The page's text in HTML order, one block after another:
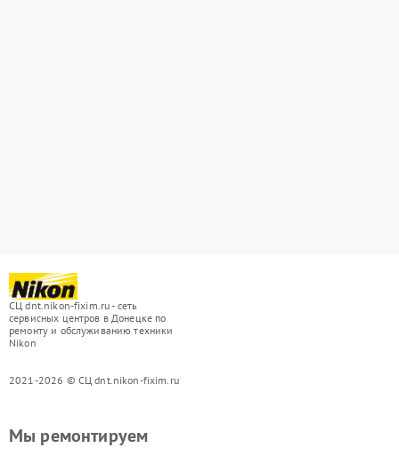
СЦ dnt.nikon-fixim.ru - сеть
сервисных центров в Донецке по
ремонту и обслуживанию техники
Nikon
2021-2026 © СЦ dnt.nikon-fixim.ru
Мы ремонтируем